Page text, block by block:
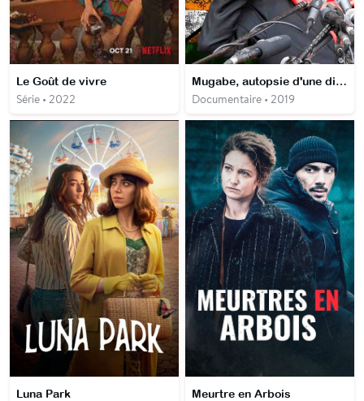
Le Goût de vivre
Série • 2022
Mugabe, autopsie d'une dictature
Documentaire • 2019
Luna Park Meurtre en Arbois